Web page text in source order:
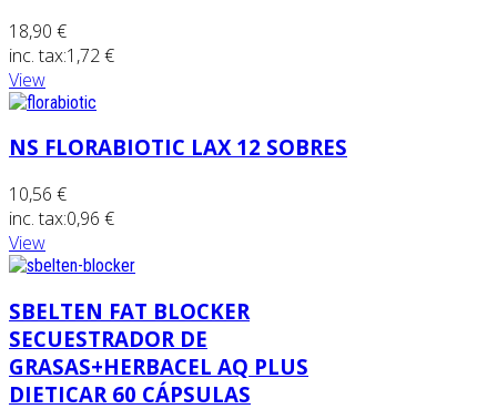
18,90 €
inc. tax:1,72 €
View
NS FLORABIOTIC LAX 12 SOBRES
10,56 €
inc. tax:0,96 €
View
SBELTEN FAT BLOCKER
SECUESTRADOR DE
GRASAS+HERBACEL AQ PLUS
DIETICAR 60 CÁPSULAS